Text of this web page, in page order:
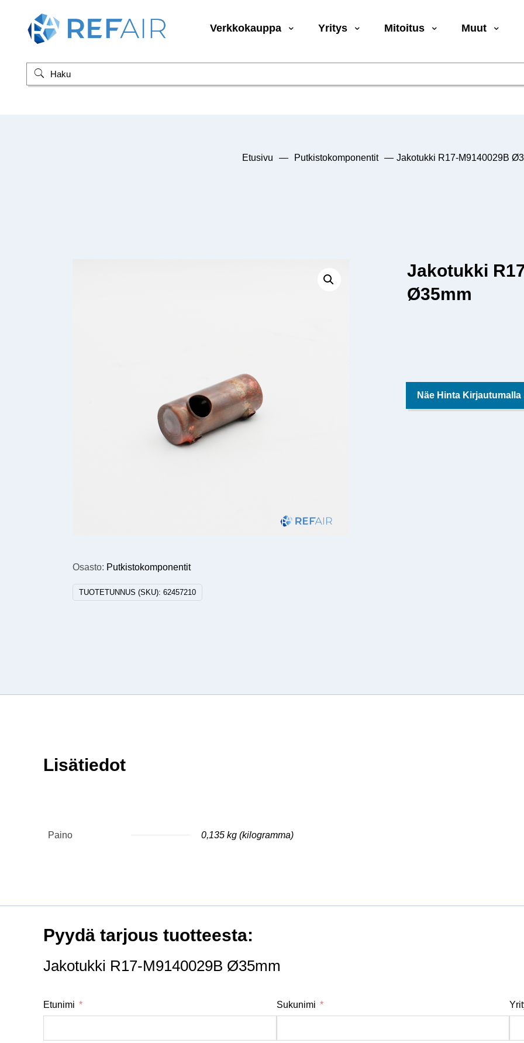
Verkkokauppa Yritys Mitoitus Muut
Etusivu — Putkistokomponentit — Jakotukki R17-M9140029B
Osasto: Putkistokomponentit
TUOTETUNNUS (SKU):62457210
Jakotukki
Ø35mm
Näe Hinta Kirjautumalla
Lisätiedot
Paino 0,135 kg (kilogramma)
Pyydä tarjous tuotteesta:
Jakotukki R17-M9140029B Ø35mm
Etunimi Sukunimi